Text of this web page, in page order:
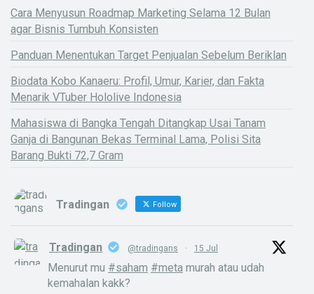
Cara Menyusun Roadmap Marketing Selama 12 Bulan
agar Bisnis Tumbuh Konsisten
Panduan Menentukan Target Penjualan Sebelum Beriklan
Biodata Kobo Kanaeru: Profil, Umur, Karier, dan Fakta
Menarik VTuber Hololive Indonesia
Mahasiswa di Bangka Tengah Ditangkap Usai Tanam
Ganja di Bangunan Bekas Terminal Lama, Polisi Sita
Barang Bukti 72,7 Gram
Tradingan Follow
Tradingan @tradingans · 15 Jul
Menurut mu #saham #meta murah atau udah
kemahalan kakk?